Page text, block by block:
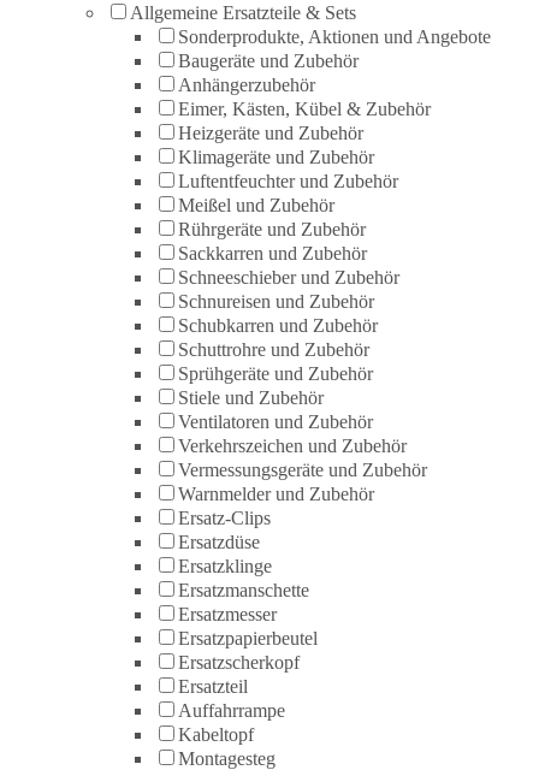
Allgemeine Ersatzteile & Sets
Sonderprodukte, Aktionen und Angebote
Baugeräte und Zubehör
Anhängerzubehör
Eimer, Kästen, Kübel & Zubehör
Heizgeräte und Zubehör
Klimageräte und Zubehör
Luftentfeuchter und Zubehör
Meißel und Zubehör
Rührgeräte und Zubehör
Sackkarren und Zubehör
Schneeschieber und Zubehör
Schnureisen und Zubehör
Schubkarren und Zubehör
Schuttrohre und Zubehör
Sprühgeräte und Zubehör
Stiele und Zubehör
Ventilatoren und Zubehör
Verkehrszeichen und Zubehör
Vermessungsgeräte und Zubehör
Warnmelder und Zubehör
Ersatz-Clips
Ersatzdüse
Ersatzklinge
Ersatzmanschette
Ersatzmesser
Ersatzpapierbeutel
Ersatzscherkopf
Ersatzteil
Auffahrrampe
Kabeltopf
Montagesteg